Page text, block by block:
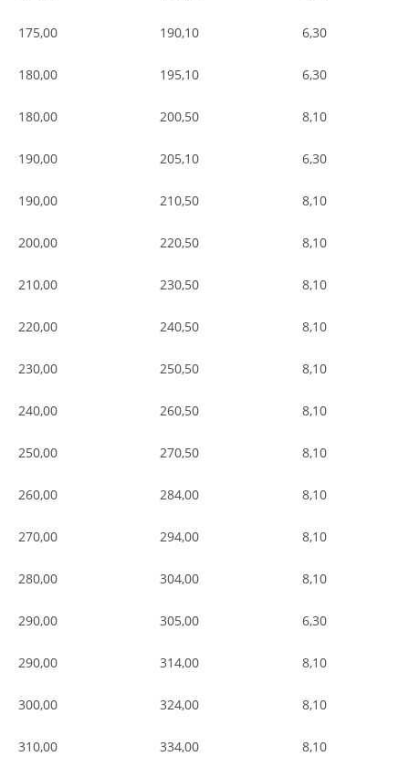
175,00 190,10 6,30
180,00 195,10 6,30
180,00 200,50 8,10
190,00 205,10 6,30
190,00 210,50 8,10
200,00 220,50 8,10
210,00 230,50 8,10
220,00 240,50 8,10
230,00 250,50 8,10
240,00 260,50 8,10
250,00 270,50 8,10
260,00 284,00 8,10
270,00 294,00 8,10
280,00 304,00 8,10
290,00 305,00 6,30
290,00 314,00 8,10
300,00 324,00 8,10
310,00 334,00 8,10